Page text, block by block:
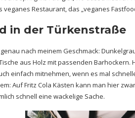
Restaurant, das „veganes
in der Türkenstraße
nach meinem Geschmack:
aus Holz mit passenden Barhockern.
einfach mitnehmen, wenn es mal
Auf Fritz Cola Kästen kann man hier
schnell eine wackelige Sache.